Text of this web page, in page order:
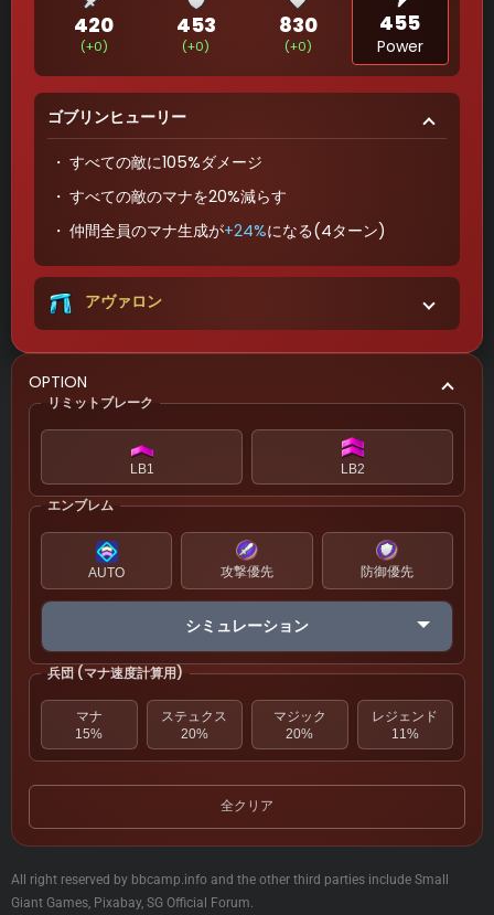
420
(+0)
453
(+0)
830
(+0)
455
Power
ゴブリンヒューリー
すべての敵に105%ダメージ
すべての敵のマナを20%減らす
仲間全員のマナ生成が+24%になる(4ターン)
アヴァロン
OPTION
リミットブレーク
LB1 LB2
エンブレム
AUTO 攻撃優先 防御優先
シミュレーション
兵団 (マナ速度計算用)
マナ
15%
ステュクス
20%
マジック
20%
レジェンド
11%
全クリア
All right reserved by bbcamp.info and the other third parties include Small
Giant Games, Pixabay, SG Official Forum.